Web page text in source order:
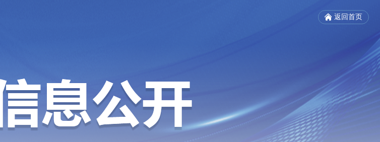
 返回首页